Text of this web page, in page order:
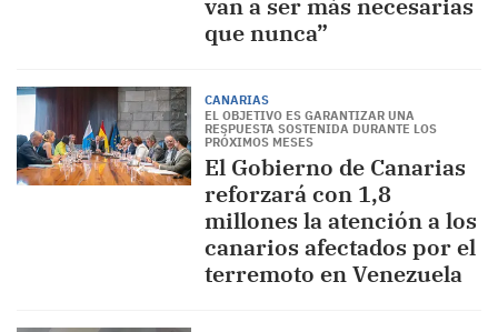
van a ser más necesarias
que nunca”
CANARIAS
EL OBJETIVO ES GARANTIZAR UNA
RESPUESTA SOSTENIDA DURANTE LOS
PRÓXIMOS MESES
El Gobierno de Canarias
reforzará con 1,8
millones la atención a los
canarios afectados por el
terremoto en Venezuela